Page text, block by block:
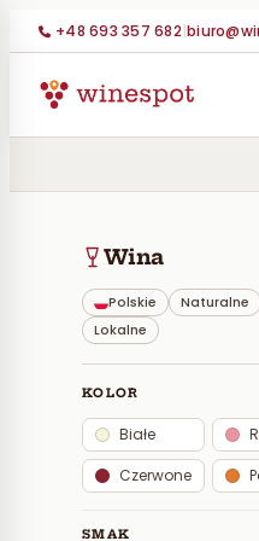
+48 693 357 682|
Przejdź
do
treści
Wina
Polskie Naturalne
Lokalne
KOLOR
Białe
Czerwone
SMAK